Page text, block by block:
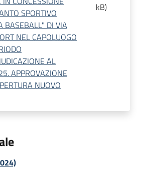
SPORTIVO
BASEBALL" DI VIA
NEL CAPOLUOGO
AL
APPROVAZIONE
NUOVO
kB)